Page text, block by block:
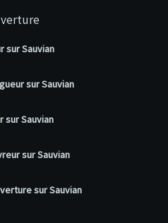
sur Sauvian
sur Sauvian
sur Sauvian
sur Sauvian
sur Sauvian